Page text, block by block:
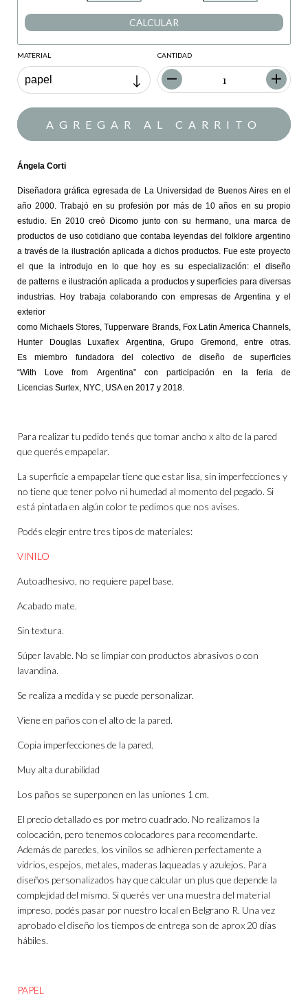
CALCULAR
MATERIAL CANTIDAD
Ángela Corti
Diseñadora gráfica egresada de La Universidad de Buenos Aires en el
año 2000. Trabajó en su profesión por más de 10 años en su propio
estudio. En 2010 creó Dicomojunto con su hermano, una marca de
productos de uso cotidiano que contaba leyendas del folklore argentino
a través de la ilustración aplicada a dichos productos. Fue este proyecto
el que la introdujo en lo que hoy es su especialización: el diseño
depatterns e ilustración aplicada a productos y superficies para diversas
industrias. Hoy trabaja colaborando con empresas de Argentina y el
exterior
como MichaelsStores ,Tupperware Brands, Fox Latin America Channels
Hunter Douglas Luxaflex Argentina, Grupo Gremond , entre otras.
Esmiembro fundadora del colectivo de diseño de superficies
“With Love from Argentina” con participación en la feria de
Licencias Surtex , NYC, USA en 2017 y 2018.
Para realizar tu pedido tenés que tomar ancho x alto de la pared
que querés empapelar.
La superficie a empapelar tiene que estar lisa, sin imperfecciones y
no tiene que tener polvo ni humedad al momento del pegado. Si
está pintada en algún color te pedimos que nos avises.
Podés elegir entre tres tipos de materiales:
VINILO
Autoadhesivo, no requiere papel base.
Acabado mate.
Sin textura.
Súper lavable. No se limpiar con productos abrasivos o con
lavandina.
Se realiza a medida y se puede personalizar.
Viene en paños con el alto de la pared.
Copia imperfecciones de la pared.
Muy alta durabilidad
Los paños se superponen en las uniones 1 cm.
El precio detallado es por metro cuadrado. No realizamos la
colocación, pero tenemos colocadores para recomendarte.
Además de paredes, los vinilos se adhieren perfectamente a
vidrios, espejos, metales, maderas laqueadas y azulejos. Para
diseños personalizados hay que calcular un plus que depende la
complejidad del mismo. Si querés ver una muestra del material
impreso, podés pasar por nuestro local en Belgrano R. Una vez
aprobado el diseño los tiempos de entrega son de aprox 20 días
hábiles.
PAPEL